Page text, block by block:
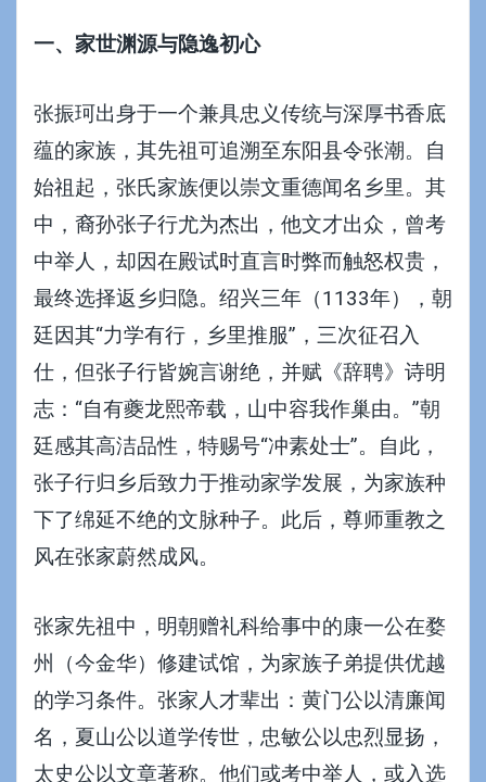
一、家世渊源与隐逸初心
张振珂出身于一个兼具忠义传统与深厚书香底
蕴的家族，其先祖可追溯至东阳县令张潮。自
始祖起，张氏家族便以崇文重德闻名乡里。其
中，裔孙张子行尤为杰出，他文才出众，曾考
中举人，却因在殿试时直言时弊而触怒权贵，
最终选择返乡归隐。绍兴三年（1133年），朝
廷因其“力学有行，乡里推服”，三次征召入
仕，但张子行皆婉言谢绝，并赋《辞聘》诗明
志：“自有夔龙熙帝载，山中容我作巢由。”朝
廷感其高洁品性，特赐号“冲素处士”。自此，
张子行归乡后致力于推动家学发展，为家族种
下了绵延不绝的文脉种子。此后，尊师重教之
风在张家蔚然成风。
张家先祖中，明朝赠礼科给事中的康一公在婺
州（今金华）修建试馆，为家族子弟提供优越
的学习条件。张家人才辈出：黄门公以清廉闻
名，夏山公以道学传世，忠敏公以忠烈显扬，
太史公以文章著称。他们或考中举人，或入选